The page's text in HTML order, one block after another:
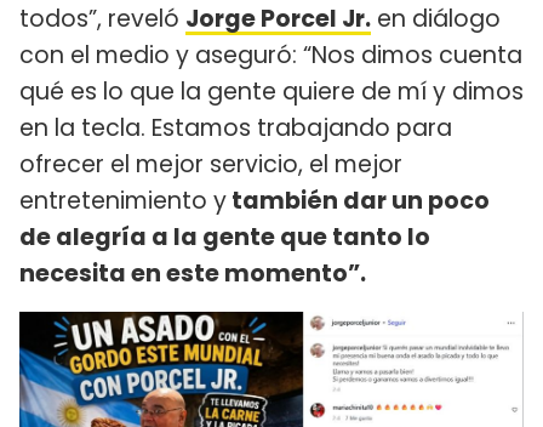
todos”, reveló Jorge Porcel Jr. en diálogo
con el medio y aseguró: “Nos dimos cuenta
qué es lo que la gente quiere de mí y dimos
en la tecla. Estamos trabajando para
ofrecer el mejor servicio, el mejor
entretenimiento ytambién dar un poco
de alegría a la gente que tanto lo
necesita en este momento”.